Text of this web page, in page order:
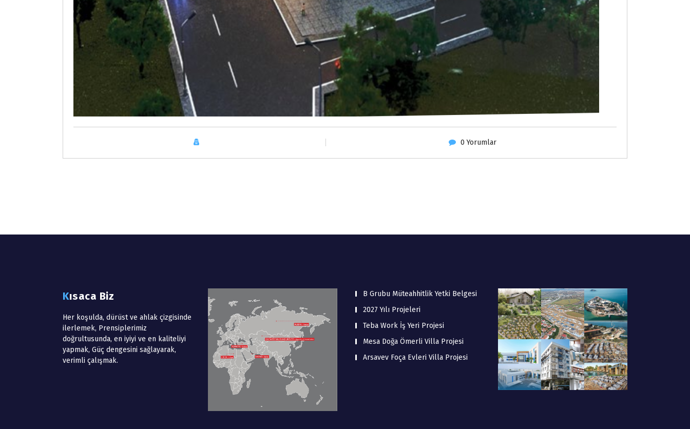
0 Yorumlar
Kısaca Biz
Her koşulda, dürüst ve ahlak çizgisinde
ilerlemek, Prensiplerimiz
doğrultusunda, en iyiyi ve en kaliteliyi
yapmak, Güç dengesini sağlayarak,
verimli çalışmak.
B Grubu Müteahhitlik Yetki Belgesi
2027 Yılı Projeleri
Teba Work İş Yeri Projesi
Mesa Doğa Ömerli Villa Projesi
Arsavev Foça Evleri Villa Projesi